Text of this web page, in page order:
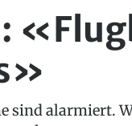
sind alarmiert.